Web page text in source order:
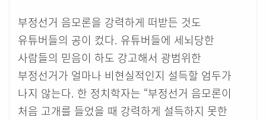
부정선거 음모론을 강력하게 떠받든 것도
유튜버들의 공이 컸다. 유튜버들에 세뇌당한
사람들의 믿음이 하도 강고해서 광범위한
부정선거가 얼마나 비현실적인지 설득할 엄두가
나지 않는다. 한 정치학자는 “부정선거 음모론이
처음 고개를 들었을 때 강력하게 설득하지 못한